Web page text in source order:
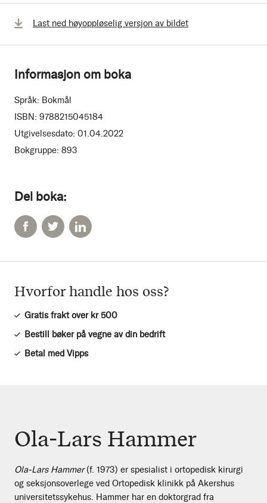
Del boka:
Last ned høyoppløselig versjon av bildet
Informasjon om boka
Språk: Bokmål
ISBN: 9788215045184
Utgivelsesdato: 01.04.2022
Bokgruppe: 893
Hvorfor handle hos oss?
Gratis frakt over kr 500
Bestill bøker på vegne av din bedrift
Betal med Vipps
Ola-Lars Hammer
Ola-Lars Hammer(f. 1973) er spesialist i ortopedisk kirurgi
og seksjonsoverlege ved Ortopedisk klinikk på Akershus
universitetssykehus. Hammer har en doktorgrad fra